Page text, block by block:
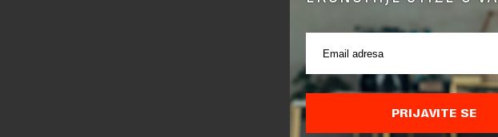
Ovakva vrsta osiguranja
aranžmana jer su i prethodne
Osim hitnosti aneksa,
budu obavezni deo svih radnih
regulišu našu delatnost jer su
prakse.
PRIJAVITE SE